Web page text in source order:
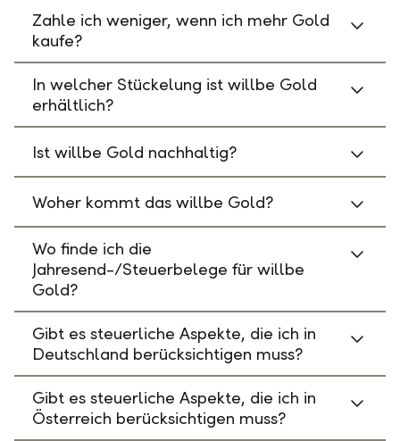
Zahle ich weniger, wenn ich mehr Gold
kaufe?
In welcher Stückelung ist willbe Gold
erhältlich?
Ist willbe Gold nachhaltig?
Woher kommt das willbe Gold?
Wo finde ich die
Jahresend-/Steuerbelege für willbe
Gold?
Gibt es steuerliche Aspekte, die ich in
Deutschland berücksichtigen muss?
Gibt es steuerliche Aspekte, die ich in
Österreich berücksichtigen muss?